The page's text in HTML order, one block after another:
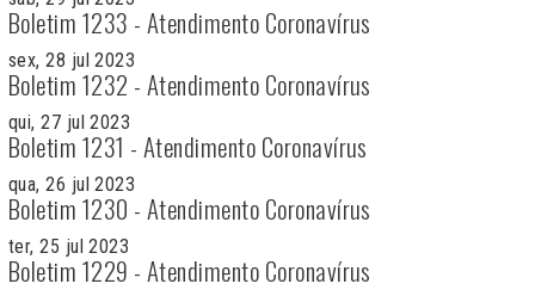
Boletim 1233 - Atendimento Coronavírus
sex, 28 jul 2023
Boletim 1232 - Atendimento Coronavírus
qui, 27 jul 2023
Boletim 1231 - Atendimento Coronavírus
qua, 26 jul 2023
Boletim 1230 - Atendimento Coronavírus
ter, 25 jul 2023
Boletim 1229 - Atendimento Coronavírus